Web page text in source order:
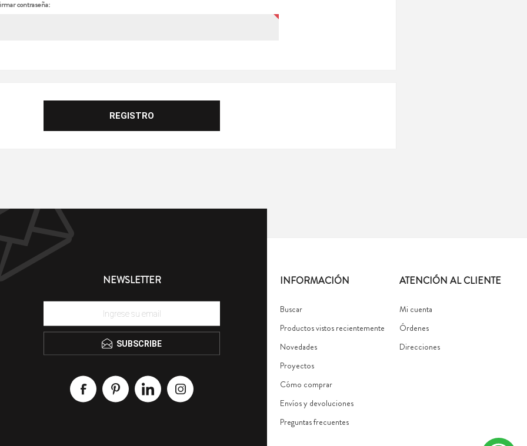
contraseña:
NEWSLETTER
SUBSCRIBE
INFORMACIÓN
Buscar
Productos vistos recientemente
Novedades
Proyectos
Cómo comprar
Envíos y devoluciones
Preguntas frecuentes
ATENCIÓN AL CLIENTE
Mi cuenta
Órdenes
Direcciones